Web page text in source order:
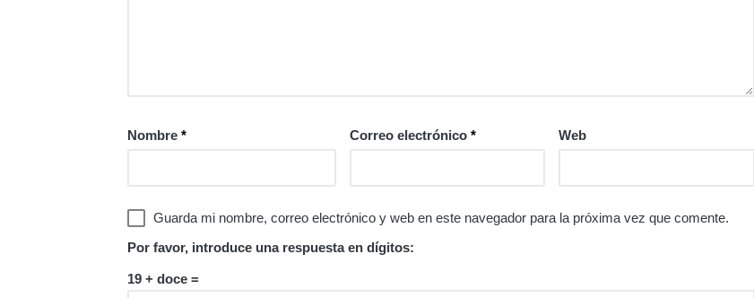
Nombre * Correo electrónico * Web
Guarda mi nombre, correo electrónico y web en este navegador para la próxima vez que comente.
Por favor, introduce una respuesta en dígitos:
19 + doce =